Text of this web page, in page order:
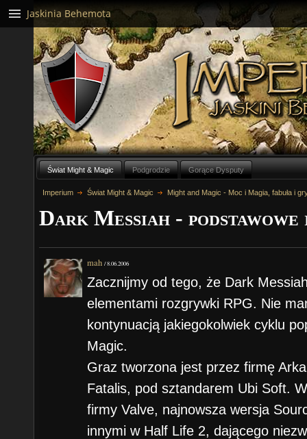
Świat Might & Magic Podgrodzie Gorące Dysputy
Imperium Świat Might & Magic Might and Magic - Moc i Magia, fabuła i
Dark Messiah -
mah /8.06.2006
Zacznijmy od tego, że Dark
elementami rozgrywki RPG. Nie
kontynuacją jakiegokolwiek cyklu
Magic.
Graz tworzona jest przez firmę
Fatalis, pod sztandarem Ubi Soft.
firmy Valve, najnowsza wersja
innymi w Half Life 2, dającego
Jaskinia Behemota